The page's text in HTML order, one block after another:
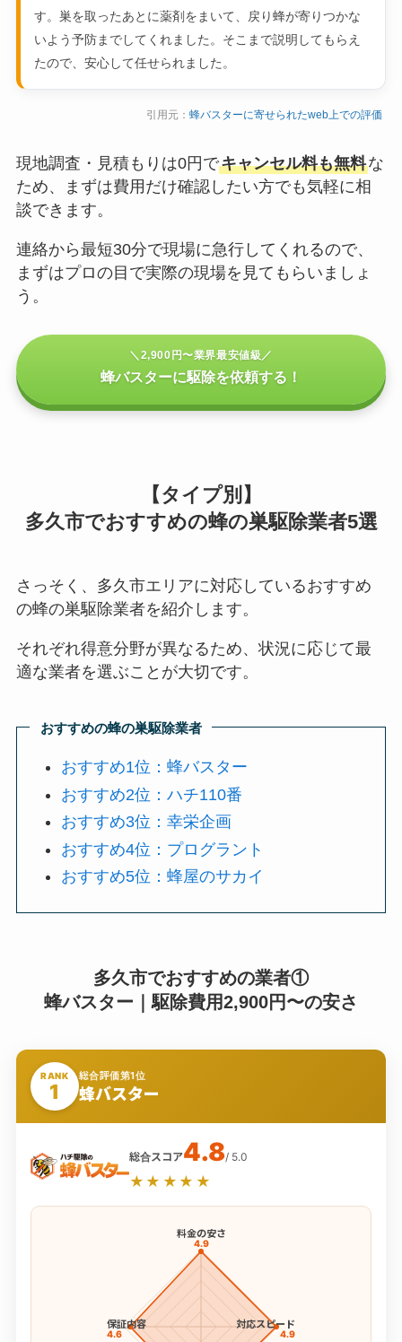
す。巣を取ったあとに薬剤をまいて、戻り蜂が寄りつかな
いよう予防までしてくれました。そこまで説明してもらえ
たので、安心して任せられました。
引用元：蜂バスターに寄せられたweb上での評価
現地調査・見積もりは0円でキャンセル料も無料な
ため、まずは費用だけ確認したい方でも気軽に相
談できます。
連絡から最短30分で現場に急行してくれるので、
まずはプロの目で実際の現場を見てもらいましょ
う。
＼2,900円〜業界最安値級／
蜂バスターに駆除を依頼する！
【タイプ別】
多久市でおすすめの蜂の巣駆除業者5選
さっそく、多久市エリアに対応しているおすすめ
の蜂の巣駆除業者を紹介します。
それぞれ得意分野が異なるため、状況に応じて最
適な業者を選ぶことが大切です。
おすすめの蜂の巣駆除業者
おすすめ1位：蜂バスター
おすすめ2位：ハチ110番
おすすめ3位：幸栄企画
おすすめ4位：プログラント
おすすめ5位：蜂屋のサカイ
多久市でおすすめの業者①
蜂バスター｜駆除費用2,900円〜の安さ
RANK
1
総合評価第1位
蜂バスター
総合スコア4.8/ 5.0
★★★★★
料金の安さ
4.9
対応スピード
4.9
保証内容
4.6